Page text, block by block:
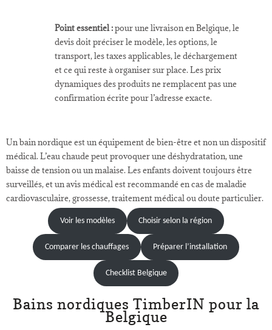
Point essentiel :pour une livraison en Belgique, le
devis doit préciser le modèle, les options, le
transport, les taxes applicables, le déchargement
et ce qui reste à organiser sur place. Les prix
dynamiques des produits ne remplacent pas une
confirmation écrite pour l’adresse exacte.
Un bain nordique est un équipement de bien-être et non un dispositif
médical. L’eau chaude peut provoquer une déshydratation, une
baisse de tension ou un malaise. Les enfants doivent toujours être
surveillés, et un avis médical est recommandé en cas de maladie
cardiovasculaire, grossesse, traitement médical ou doute particulier.
Voir les modèles Choisir selon la région
Comparer les chauffages Préparer l’installation
Checklist Belgique
Bains nordiques TimberIN pour la
Belgique